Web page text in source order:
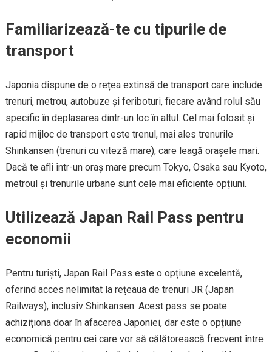
Familiarizează-te cu tipurile de
transport
Japonia dispune de o rețea extinsă de transport care include
trenuri, metrou, autobuze și feriboturi, fiecare având rolul său
specific în deplasarea dintr-un loc în altul. Cel mai folosit și
rapid mijloc de transport este trenul, mai ales trenurile
Shinkansen (trenuri cu viteză mare), care leagă orașele mari.
Dacă te afli într-un oraș mare precum Tokyo, Osaka sau Kyoto,
metroul și trenurile urbane sunt cele mai eficiente opțiuni.
Utilizează Japan Rail Pass pentru
economii
Pentru turiști, Japan Rail Pass este o opțiune excelentă,
oferind acces nelimitat la rețeaua de trenuri JR (Japan
Railways), inclusiv Shinkansen. Acest pass se poate
achiziționa doar în afacerea Japoniei, dar este o opțiune
economică pentru cei care vor să călătorească frecvent între